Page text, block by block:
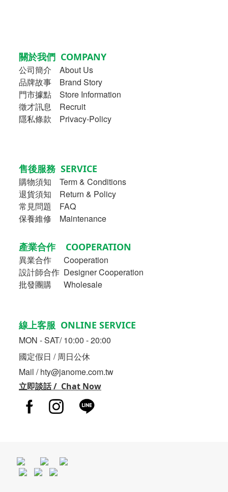
關於我們 COMPANY
公司簡介
About Us
品牌故事
Brand Story
門市據點 Store Information
徵才訊息 Recruit
隱私條款 Privacy-Policy
售後服務 SERVICE
購物須知
Term & Conditions
退貨須知 Return & Policy
常見問題 FAQ
保養維修 Maintenance
產業合作 COOPERATION
異業合作
Cooperation
設計師合作 Designer Cooperation
批發團購 Wholesale
線上客服 ONLINE SERVICE
MON - SAT/ 10:00 - 20:00
國定假日 / 周日公休
Mail / hty@janome.com.tw
立即談話 / Chat Now